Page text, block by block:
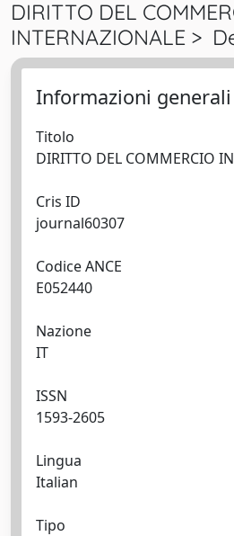
DIRITTO DEL
INTERNAZIONALE >
Informazioni generali
Titolo
Cris ID
Codice ANCE
Nazione
ISSN
Lingua
Tipo